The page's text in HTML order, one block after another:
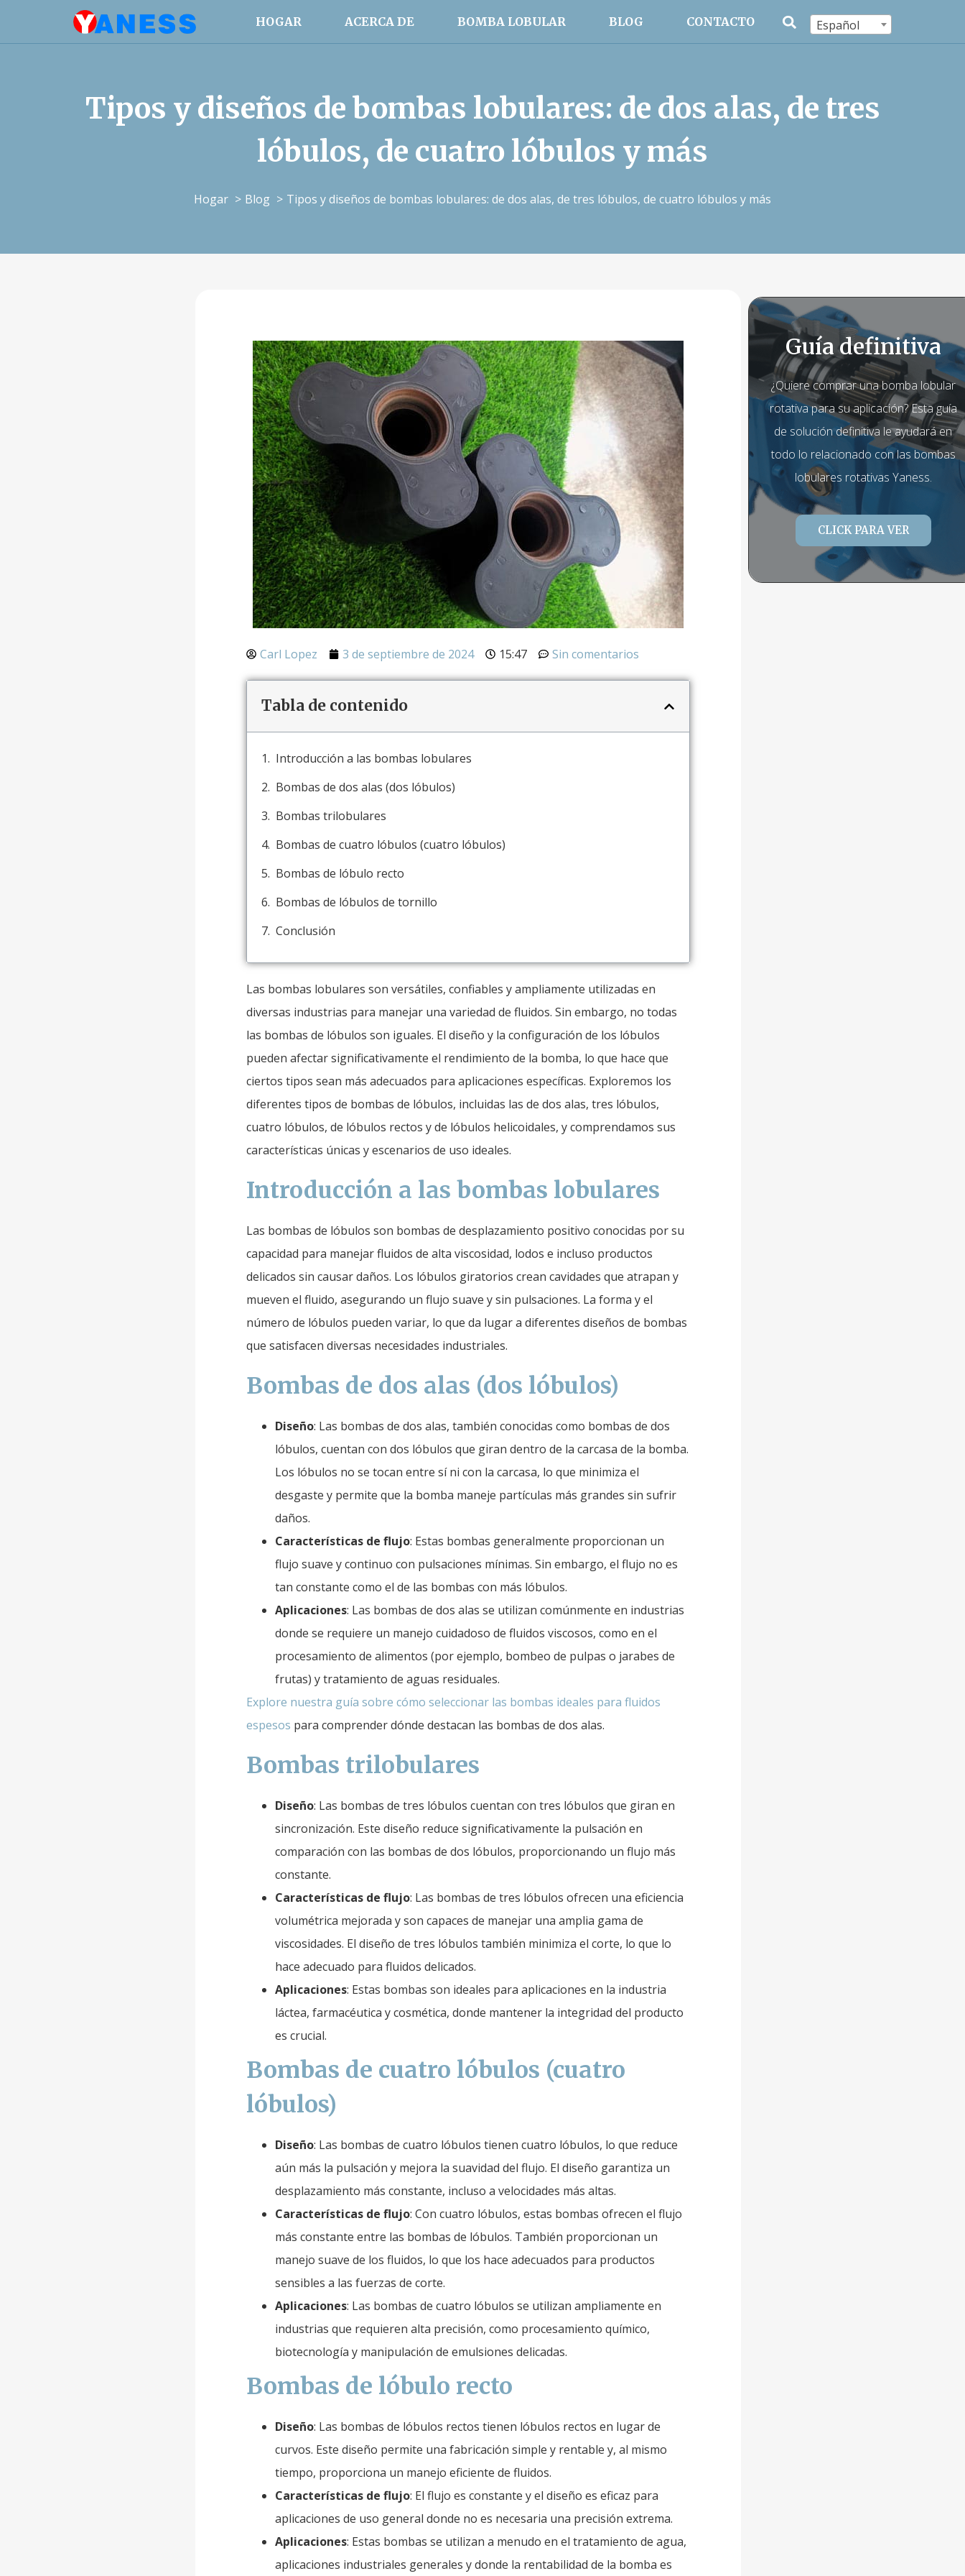
HOGAR ACERCA DE BOMBA LOBULAR BLOG CONTACTO Español
Tipos y diseños de bombas lobulares: de dos alas, de tres
lóbulos, de cuatro lóbulos y más
Hogar Blog Tipos y diseños de bombas lobulares: de dos alas, de tres lóbulos, de cuatro lóbulos y más
Carl Lopez 3 de septiembre de 2024 15:47 Sin comentarios
Tabla de contenido
Introducción a las bombas lobulares
Bombas de dos alas (dos lóbulos)
Bombas trilobulares
Bombas de cuatro lóbulos (cuatro lóbulos)
Bombas de lóbulo recto
Bombas de lóbulos de tornillo
Conclusión
Las bombas lobulares son versátiles, confiables y ampliamente utilizadas en
diversas industrias para manejar una variedad de fluidos. Sin embargo, no todas
las bombas de lóbulos son iguales. El diseño y la configuración de los lóbulos
pueden afectar significativamente el rendimiento de la bomba, lo que hace que
ciertos tipos sean más adecuados para aplicaciones específicas. Exploremos los
diferentes tipos de bombas de lóbulos, incluidas las de dos alas, tres lóbulos,
cuatro lóbulos, de lóbulos rectos y de lóbulos helicoidales, y comprendamos sus
características únicas y escenarios de uso ideales.
Introducción a las bombas lobulares
Las bombas de lóbulos son bombas de desplazamiento positivo conocidas por su
capacidad para manejar fluidos de alta viscosidad, lodos e incluso productos
delicados sin causar daños. Los lóbulos giratorios crean cavidades que atrapan y
mueven el fluido, asegurando un flujo suave y sin pulsaciones. La forma y el
número de lóbulos pueden variar, lo que da lugar a diferentes diseños de bombas
que satisfacen diversas necesidades industriales.
Bombas de dos alas (dos lóbulos)
Diseño: Las bombas de dos alas, también conocidas como bombas de dos
lóbulos, cuentan con dos lóbulos que giran dentro de la carcasa de la bomba.
Los lóbulos no se tocan entre sí ni con la carcasa, lo que minimiza el
desgaste y permite que la bomba maneje partículas más grandes sin sufrir
daños.
Características de flujo: Estas bombas generalmente proporcionan un
flujo suave y continuo con pulsaciones mínimas. Sin embargo, el flujo no es
tan constante como el de las bombas con más lóbulos.
Aplicaciones: Las bombas de dos alas se utilizan comúnmente en industrias
donde se requiere un manejo cuidadoso de fluidos viscosos, como en el
procesamiento de alimentos (por ejemplo, bombeo de pulpas o jarabes de
frutas) y tratamiento de aguas residuales.
Explore nuestra guía sobre cómo seleccionar las bombas ideales para fluidos
espesos para comprender dónde destacan las bombas de dos alas.
Bombas trilobulares
Diseño: Las bombas de tres lóbulos cuentan con tres lóbulos que giran en
sincronización. Este diseño reduce significativamente la pulsación en
comparación con las bombas de dos lóbulos, proporcionando un flujo más
constante.
Características de flujo: Las bombas de tres lóbulos ofrecen una eficiencia
volumétrica mejorada y son capaces de manejar una amplia gama de
viscosidades. El diseño de tres lóbulos también minimiza el corte, lo que lo
hace adecuado para fluidos delicados.
Aplicaciones: Estas bombas son ideales para aplicaciones en la industria
láctea, farmacéutica y cosmética, donde mantener la integridad del producto
es crucial.
Bombas de cuatro lóbulos (cuatro
lóbulos)
Diseño: Las bombas de cuatro lóbulos tienen cuatro lóbulos, lo que reduce
aún más la pulsación y mejora la suavidad del flujo. El diseño garantiza un
desplazamiento más constante, incluso a velocidades más altas.
Características de flujo: Con cuatro lóbulos, estas bombas ofrecen el flujo
más constante entre las bombas de lóbulos. También proporcionan un
manejo suave de los fluidos, lo que los hace adecuados para productos
sensibles a las fuerzas de corte.
Aplicaciones: Las bombas de cuatro lóbulos se utilizan ampliamente en
industrias que requieren alta precisión, como procesamiento químico,
biotecnología y manipulación de emulsiones delicadas.
Bombas de lóbulo recto
Diseño: Las bombas de lóbulos rectos tienen lóbulos rectos en lugar de
curvos. Este diseño permite una fabricación simple y rentable y, al mismo
tiempo, proporciona un manejo eficiente de fluidos.
Características de flujo: El flujo es constante y el diseño es eficaz para
aplicaciones de uso general donde no es necesaria una precisión extrema.
Aplicaciones: Estas bombas se utilizan a menudo en el tratamiento de agua,
aplicaciones industriales generales y donde la rentabilidad de la bomba es
Guía definitiva
¿Quiere comprar una bomba lobular
rotativa para su aplicación? Esta guía
de solución definitiva le ayudará en
todo lo relacionado con las bombas
lobulares rotativas Yaness.
CLICK PARA VER